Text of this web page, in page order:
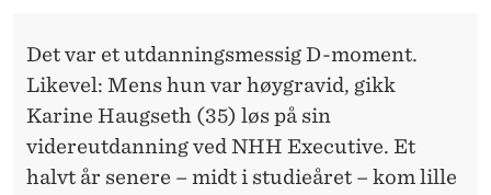
Det var et utdanningsmessig D-moment.
Likevel: Mens hun var høygravid, gikk
Karine Haugseth (35) løs på sin
videreutdanning ved NHH Executive. Et
halvt år senere – midt i studieåret – kom lille